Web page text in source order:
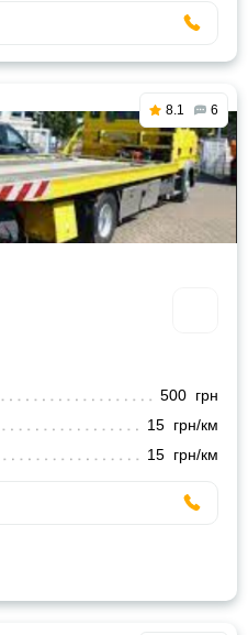
8.1 6
500 грн
15 грн/км
15 грн/км